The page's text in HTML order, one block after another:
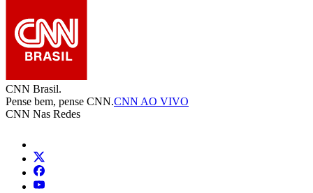
CNN Brasil.
Pense bem, pense CNN.CNN AO VIVO
CNN Nas Redes